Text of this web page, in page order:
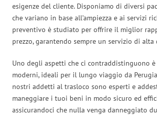
esigenze del cliente. Disponiamo di diversi
che variano in base all’ampiezza e ai servizi
preventivo è studiato per offrire il miglior
prezzo, garantendo sempre un servizio di alta
Uno degli aspetti che ci contraddistinguono è
moderni, ideali per il lungo viaggio da
nostri addetti al trasloco sono esperti e
maneggiare i tuoi beni in modo sicuro ed
assicurandoci che nulla venga danneggiato